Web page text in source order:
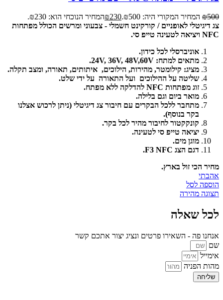
₪500 המחיר המקורי היה: ₪500. ₪230
המחיר הנוכחי הוא: ₪230.
צג דיגיטלי לאופניים / קורקינט חשמלי - צבעוני ומרשים הכולל מפתחות
NFC ויציאה לטעינה טייפ סי.
אוניברסלי לכל כידון.
מתאים למתח: 24V, 36V, 48V,60V.
מציג: קילומטר, מהירות, הילוכים, איתותים, תאורה, ומצב תקלה.
שליטה על ההילוכים ועל התאורה על ידי שלט.
זוג מפתחות NFC להדלקה ללא מפתח.
מואר ביום וגם בלילה.
מתחבר ללכל הבקרים עם חיבור צג דיגיטלי (ניתן לרכוש אצלנו
בקר בנוסף).
קונקקטור לחיבור מהיר לכל בקר.
יציאה טייפ סי לטעינה.
מוגן מים.
דגם הצג F3 NFC.
מחיר הכי זול בארץ.
אהבתי
הוספה לסל
תצוגה מהירה
לכל שאלה
אנחנו פה - השאירו פרטים ונציג יצור אתכם קשר
שם
אימייל
מהות הפניה
שליחה